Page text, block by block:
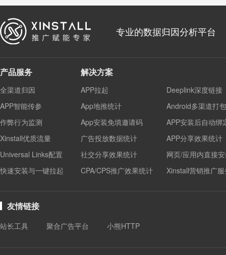
专业的数据归因分析平台
产品服务
全渠道归因
APP智能传参
作弊行为监测
Xinstall优质流量
Universal Links配置
快速安装与一键拉起
解决方案
APP拉起
Deeplink深度链接
App地推统计
Android多渠道打包
App安装免填邀请码
APP安装后自动绑
广告投放数据统计
APP分享效果统计
社交分享效果统计
网页/应用内直接
CPA/CPS推广效果统计
Xinstall营销推广
友情链接
站长工具 聚合广告平台 小熊HTTP